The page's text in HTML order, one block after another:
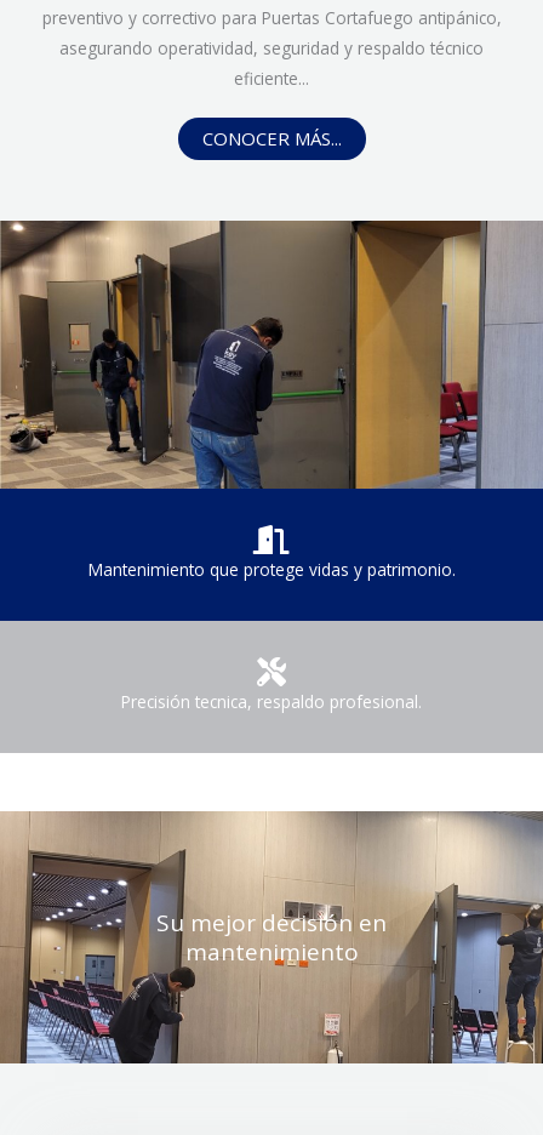
preventivo y correctivo para Puertas Cortafuego antipánico,
asegurando operatividad, seguridad y respaldo técnico
eficiente...
CONOCER MÁS...
Mantenimiento que protege vidas y patrimonio.
Precisión tecnica, respaldo profesional.
Su mejor decisión en
mantenimiento